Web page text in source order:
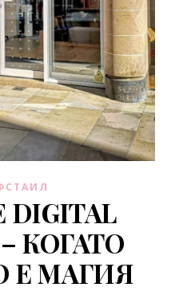
DIGITAL
– КОГАТО
Е МАГИЯ